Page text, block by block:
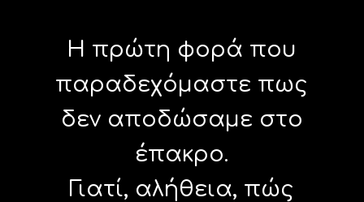
Η πρώτη φορά που
παραδεχόμαστε πως
δεν αποδώσαμε στο
έπακρο.
Γιατί, αλήθεια, πώς